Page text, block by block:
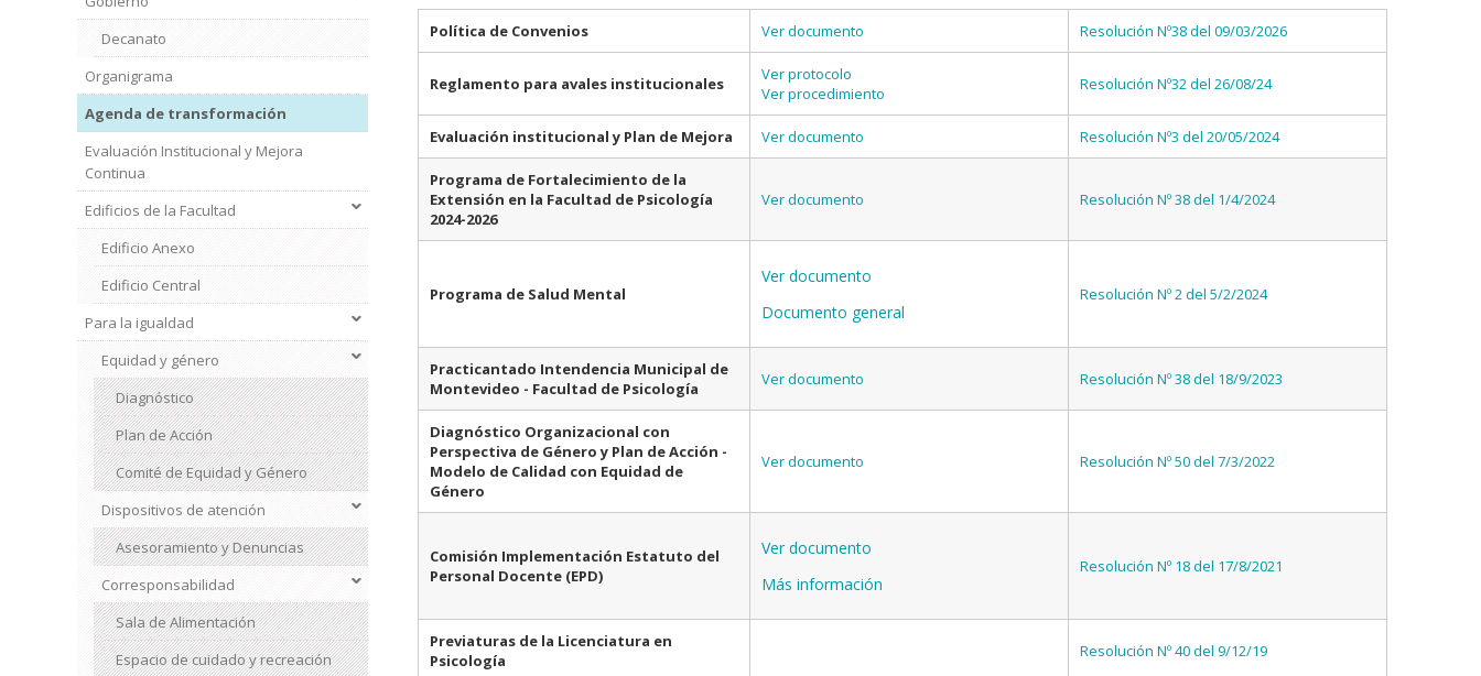
Decanato
Organigrama
Agenda de transformación
Evaluación Institucional y Mejora
Continua
Edificios de la Facultad
Edificio Anexo
Edificio Central
Institucional
Para la igualdad
Equidad y género
Diagnóstico
Plan de Acción
Comité de Equidad y Género
Dispositivos de atención
Asesoramiento y Denuncias
Corresponsabilidad
Sala de Alimentación
Espacio de cuidado y recreación
Política de Convenios Ver documento Resolución Nº38 del 09/03/2026
Reglamento para avales institucionales
Ver protocolo
Ver procedimiento
Resolución Nº32 del 26/08/24
Evaluación institucional y Plan de Mejora Ver documento Resolución Nº3 del 20/05/2024
Programa de Fortalecimiento de la
Extensión en la Facultad de Psicología
2024-2026
Ver documento Resolución Nº 38 del 1/4/2024
Programa de Salud Mental
Ver documento
Documento general
Resolución Nº 2 del 5/2/2024
Practicantado Intendencia Municipal de
Montevideo - Facultad de Psicología
Ver documento Resolución Nº 38 del 18/9/2023
Diagnóstico Organizacional con
Perspectiva de Género y Plan de Acción -
Modelo de Calidad con Equidad de
Género
Ver documento Resolución Nº 50 del 7/3/2022
Comisión Implementación Estatuto del
Personal Docente (EPD)
Ver documento
Más información
Resolución Nº 18 del 17/8/2021
Previaturas de la Licenciatura en
Psicología
Resolución Nº 40 del 9/12/19